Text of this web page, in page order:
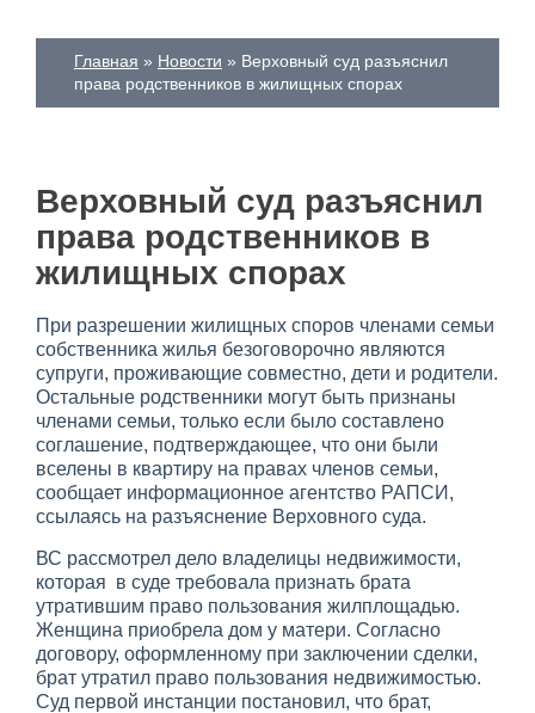
Главная Новости
Верховный суд разъяснил
права родственников в жилищных спорах
Верховный суд разъяснил
права родственников в
жилищных спорах
При разрешении жилищных споров членами семьи
собственника жилья безоговорочно являются
супруги, проживающие совместно, дети и родители.
Остальные родственники могут быть признаны
членами семьи, только если было составлено
соглашение, подтверждающее, что они были
вселены в квартиру на правах членов семьи,
сообщает информационное агентство РАПСИ,
ссылаясь на разъяснение Верховного суда.
ВС рассмотрел дело владелицы недвижимости,
которая в суде требовала признать брата
утратившим право пользования жилплощадью.
Женщина приобрела дом у матери. Согласно
договору, оформленному при заключении сделки,
брат утратил право пользования недвижимостью.
Суд первой инстанции постановил, что брат,